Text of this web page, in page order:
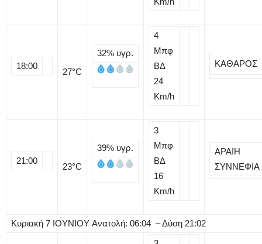
18:00
27°C
32% υγρ.
4
Μπφ
ΒΔ
24
Km/h
ΚΑΘΑΡΟΣ
21:00
23°C
39% υγρ.
3
Μπφ
ΒΔ
16
Km/h
ΑΡΑΙΗ
ΣΥΝΝΕΦΙΑ
Κυριακή 7 ΙΟΥΝΙΟΥ Ανατολή: 06:04 – Δύση 21:02